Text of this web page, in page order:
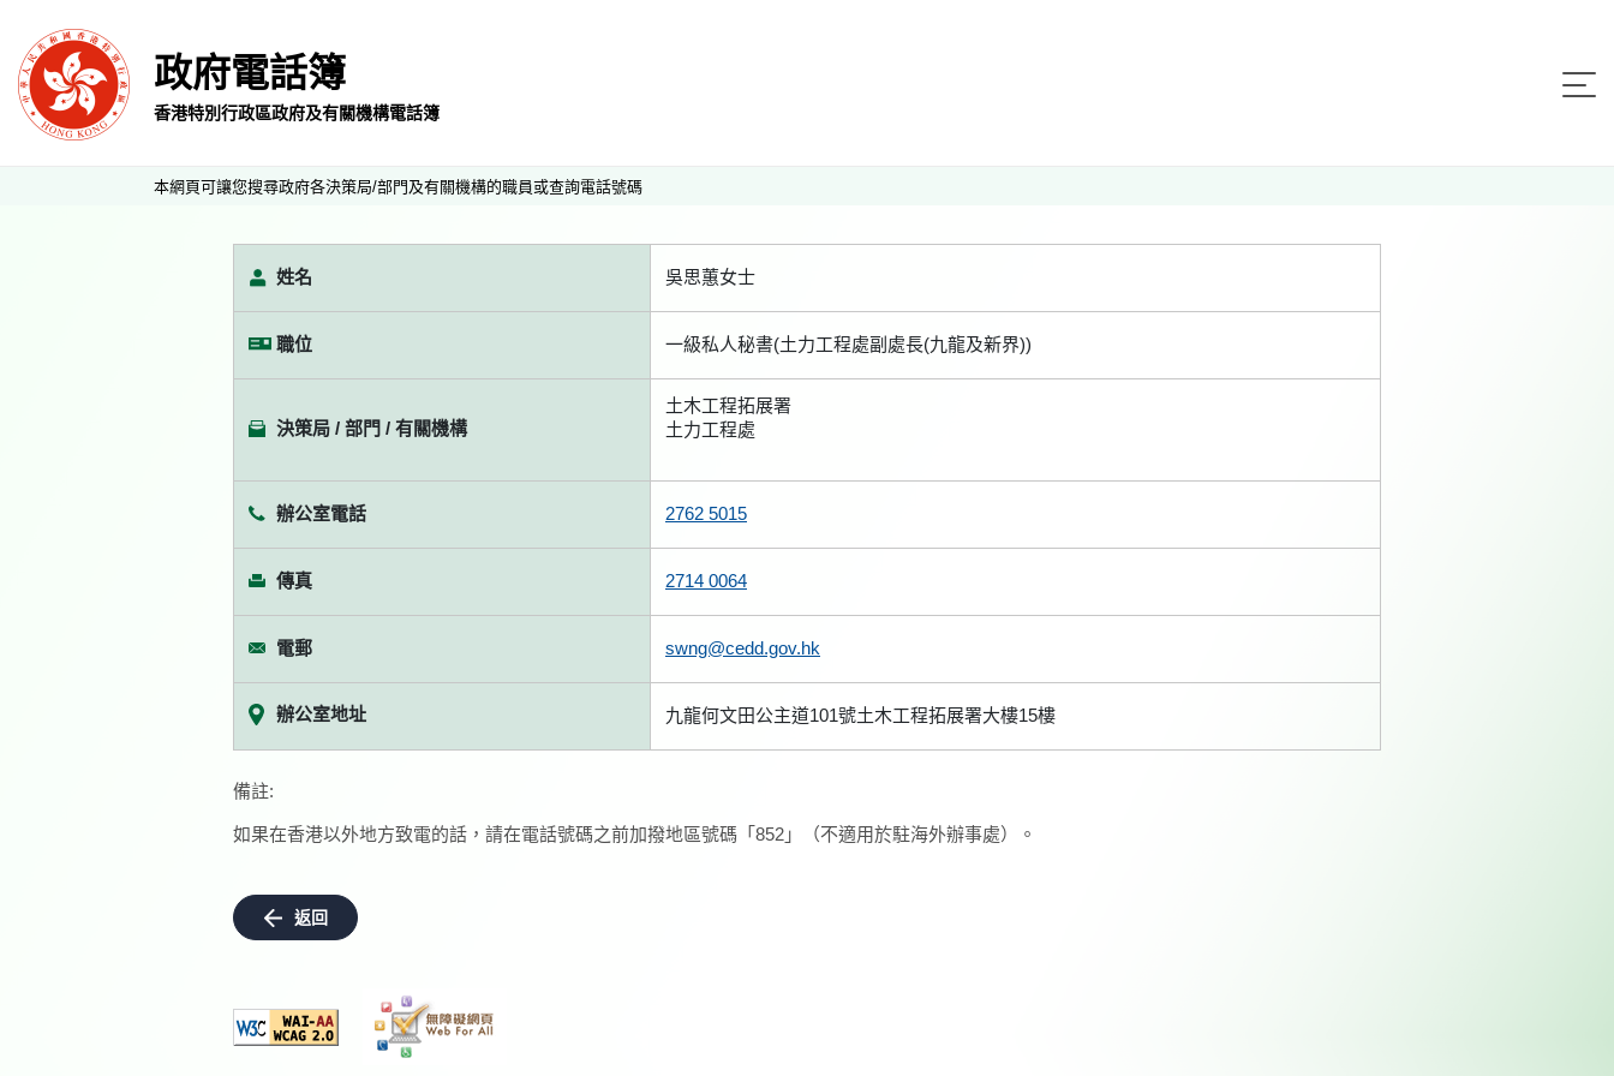
政府電話簿
香港特別行政區政府及有關機構電話簿
本網頁可讓您搜尋政府各決策局/部門及有關機構的職員或查詢電話號碼
姓名 吳思蕙女士
職位 一級私人秘書(土力工程處副處長(九龍及新界))
決策局 / 部門 / 有關機構
土木工程拓展署
土力工程處
辦公室電話 2762 5015
傳真 2714 0064
電郵 swng@cedd.gov.hk
辦公室地址 九龍何文田公主道101號土木工程拓展署大樓15樓
備註:
如果在香港以外地方致電的話，請在電話號碼之前加撥地區號碼「852」（不適用於駐海外辦事處）。
返回